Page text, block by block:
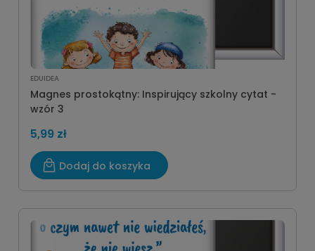
EDUIDEA
Magnes prostokątny: Inspirujący szkolny cytat -
wzór 3
5,99 zł
Dodaj do koszyka